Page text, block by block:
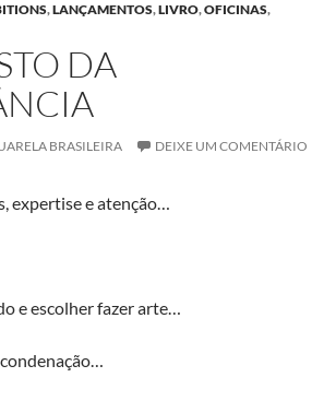
,LANÇAMENTOS,LIVRO,OFICINAS,
DA
BRASILEIRA DEIXE UM COMENTÁRIO
expertise e atenção…
e escolher fazer arte…